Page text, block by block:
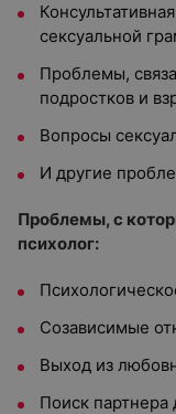
сексуальной
Проблемы,
подростков и
Вопросы
И другие
Проблемы, с
психолог:
Созависимые
Выход из
Поиск партнера